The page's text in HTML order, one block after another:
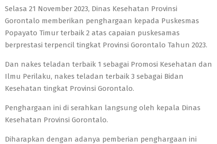
Selasa 21 November 2023, Dinas Kesehatan Provinsi
Gorontalo memberikan penghargaan kepada Puskesmas
Popayato Timur terbaik 2 atas capaian puskesamas
berprestasi terpencil tingkat Provinsi Gorontalo Tahun 2023.
Dan nakes teladan terbaik 1 sebagai Promosi Kesehatan dan
Ilmu Perilaku, nakes teladan terbaik 3 sebagai Bidan
Kesehatan tingkat Provinsi Gorontalo.
Penghargaan ini di serahkan langsung oleh kepala Dinas
Kesehatan Provinsi Gorontalo.
Diharapkan dengan adanya pemberian penghargaan ini